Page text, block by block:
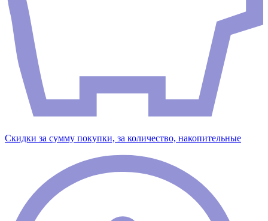
Скидки за сумму покупки, за количество, накопительные